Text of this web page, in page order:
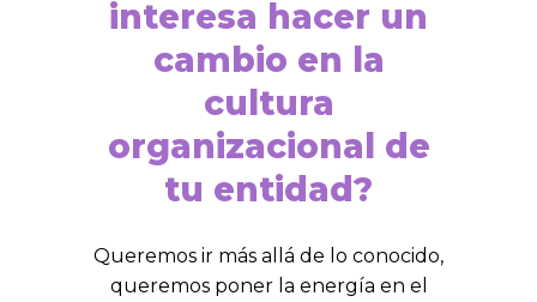
interesa hacer un
cambio en la
cultura
organizacional de
tu entidad?
Queremos ir más allá de lo conocido,
queremos poner la energía en el